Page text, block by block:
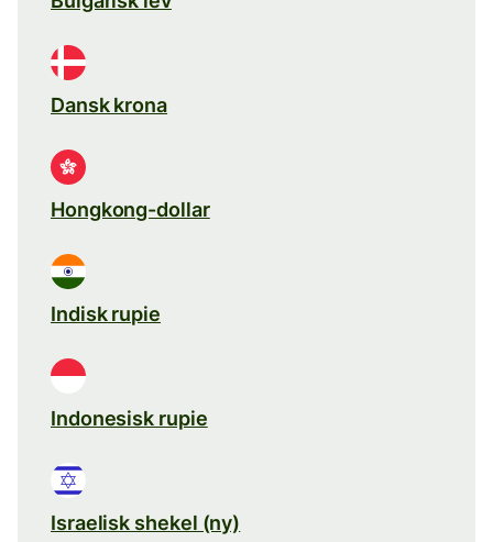
Dansk krona
Hongkong-dollar
Indisk rupie
Indonesisk rupie
Israelisk shekel (ny)